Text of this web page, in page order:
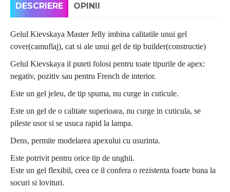
DESCRIERE OPINII
Gelul Kievskaya Master Jelly imbina calitatile unui gel
cover(camuflaj), cat si ale unui gel de tip builder(constructie)
Gelul Kievskaya il puteti folosi pentru toate tipurile de apex:
negativ, pozitiv sau pentru French de interior.
Este un gel jeleu, de tip spuma, nu curge in cuticule.
Este un gel de o calitate superioara, nu curge in cuticula, se
pileste usor si se usuca rapid la lampa.
Dens, permite modelarea apexului cu usurinta.
Este potrivit pentru orice tip de unghii.
Este un gel flexibil, ceea ce il confera o rezistenta foarte buna la
socuri si lovituri.